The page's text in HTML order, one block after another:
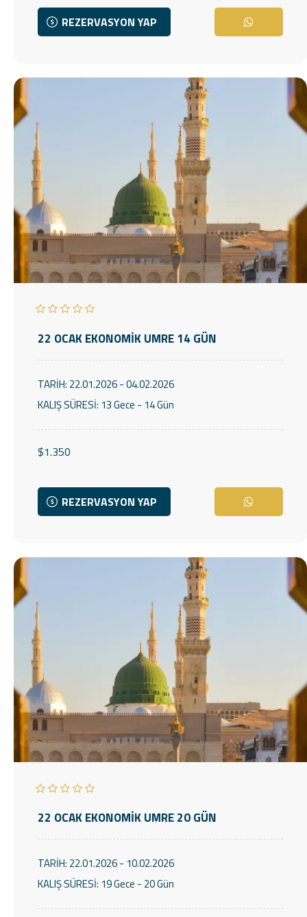
REZERVASYON YAP
TARİH: 22.01.2026 - 04.02.2026
KALIŞ SÜRESİ: 13 Gece - 14 Gün
22 OCAK EKONOMİK UMRE 14 GÜN
$1.350
REZERVASYON YAP
TARİH: 22.01.2026 - 10.02.2026
KALIŞ SÜRESİ: 19 Gece - 20 Gün
22 OCAK EKONOMİK UMRE 20 GÜN